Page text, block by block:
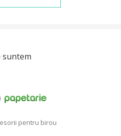
suntem
pentru birou